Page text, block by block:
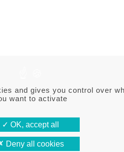
and gives you control over
want to activate
OK, accept all
Deny all cookies